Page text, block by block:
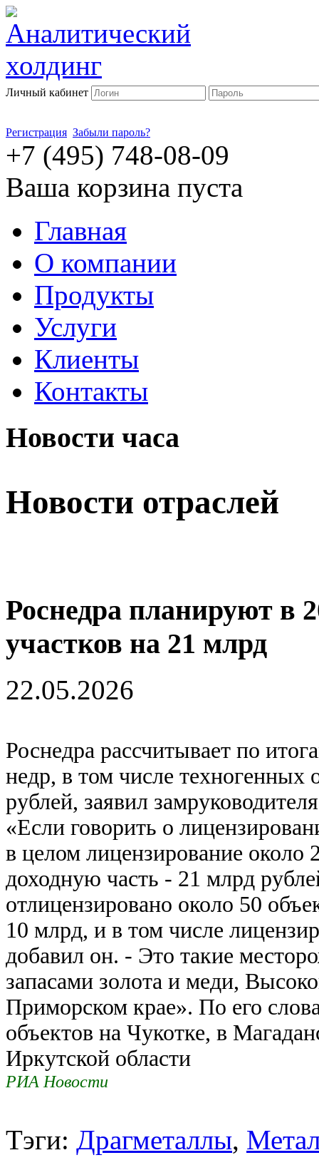
Личный кабинет
Регистрация Забыли пароль?
+7 (495) 748-08-09
Ваша корзина пуста
Главная
О компании
Продукты
Услуги
Клиенты
Контакты
Новости часа
Новости отраслей
Роснедра планируют в
участков на 21 млрд
22.05.2026
Роснедра рассчитывает по
недр, в том числе техногенных
рублей, заявил
«Если говорить о
в целом лицензирование
доходную часть - 21 млрд
отлицензировано около 50
10 млрд, и в том числе
добавил он. - Это такие
запасами золота и меди,
Приморском крае». По его
объектов на Чукотке, в
Иркутской области
РИА Новости
Тэги: Драгметаллы,